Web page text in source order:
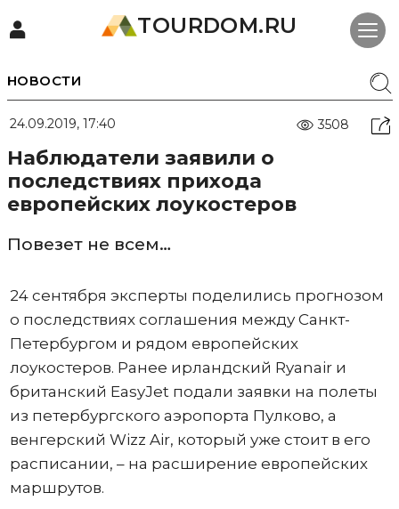
TOURDOM.RU
НОВОСТИ
24.09.2019, 17:40 3508
Наблюдатели заявили о
последствиях прихода
европейских лоукостеров
Повезет не всем…
24 сентября эксперты поделились прогнозом
о последствиях соглашения между Санкт-
Петербургом и рядом европейских
лоукостеров. Ранее ирландский Ryanair и
британский EasyJet подали заявки на полеты
из петербургского аэропорта Пулково, а
венгерский Wizz Air, который уже стоит в его
расписании, – на расширение европейских
маршрутов.